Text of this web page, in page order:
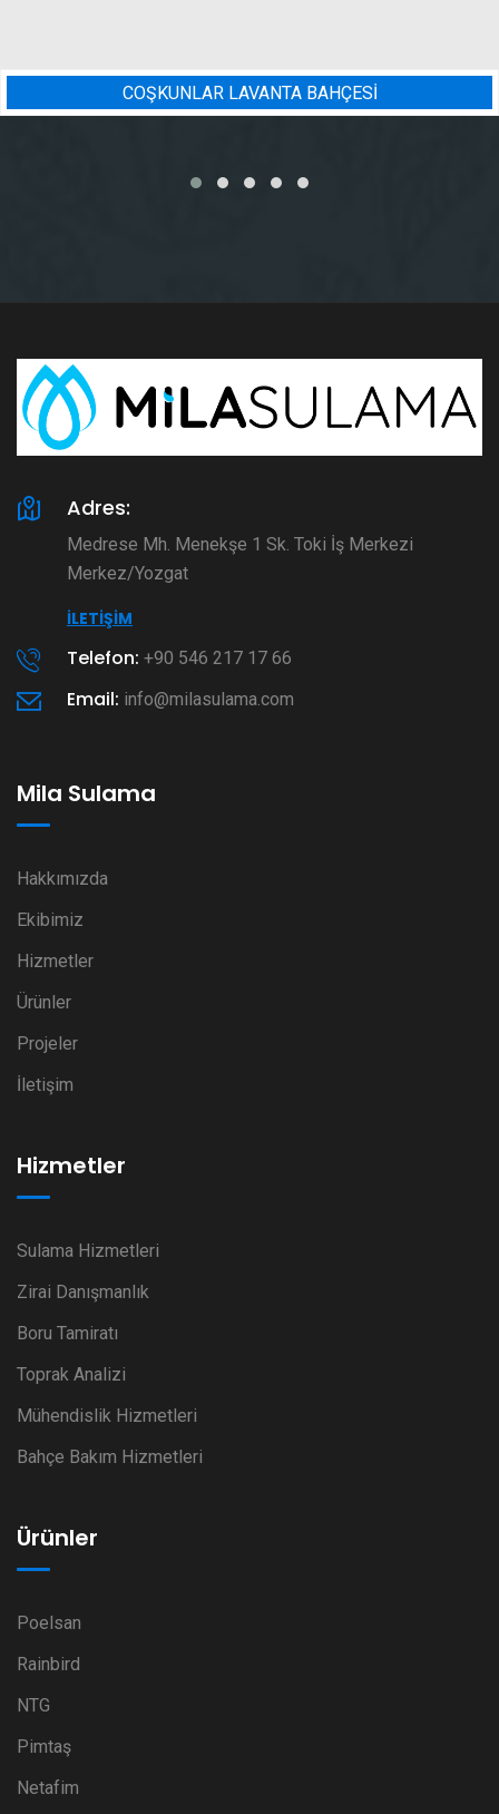
COŞKUNLAR LAVANTA BAHÇESİ
Adres:
Medrese Mh. Menekşe 1 Sk. Toki İş Merkezi
Merkez/Yozgat
İLETIŞIM
Telefon: +90 546 217 17 66
Email: info@milasulama.com
Mila Sulama
Hakkımızda
Ekibimiz
Hizmetler
Ürünler
Projeler
İletişim
Hizmetler
Sulama Hizmetleri
Zirai Danışmanlık
Boru Tamiratı
Toprak Analizi
Mühendislik Hizmetleri
Bahçe Bakım Hizmetleri
Ürünler
Poelsan
Rainbird
NTG
Pimtaş
Netafim